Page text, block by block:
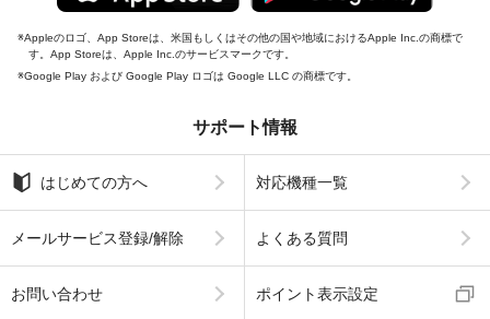
Appleのロゴ、App Storeは、米国もしくはその他の国や地域におけるApple Inc.の商標で
す。App Storeは、Apple Inc.のサービスマークです。
Google Play および Google Play ロゴは Google LLC の商標です。
サポート情報
はじめての方へ 対応機種一覧
メールサービス登録/解除 よくある質問
お問い合わせ ポイント表示設定